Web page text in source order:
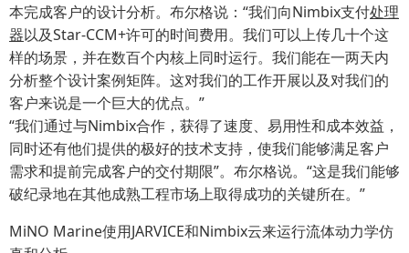
本完成客户的设计分析。布尔格说：“我们向Nimbix支付处理
器以及Star-CCM+许可的时间费用。我们可以上传几十个这
样的场景，并在数百个内核上同时运行。我们能在一两天内
分析整个设计案例矩阵。这对我们的工作开展以及对我们的
客户来说是一个巨大的优点。”
“我们通过与Nimbix合作，获得了速度、易用性和成本效益，
同时还有他们提供的极好的技术支持，使我们能够满足客户
需求和提前完成客户的交付期限”。布尔格说。“这是我们能够
破纪录地在其他成熟工程市场上取得成功的关键所在。”
MiNO Marine使用JARVICE和Nimbix云来运行流体动力学仿